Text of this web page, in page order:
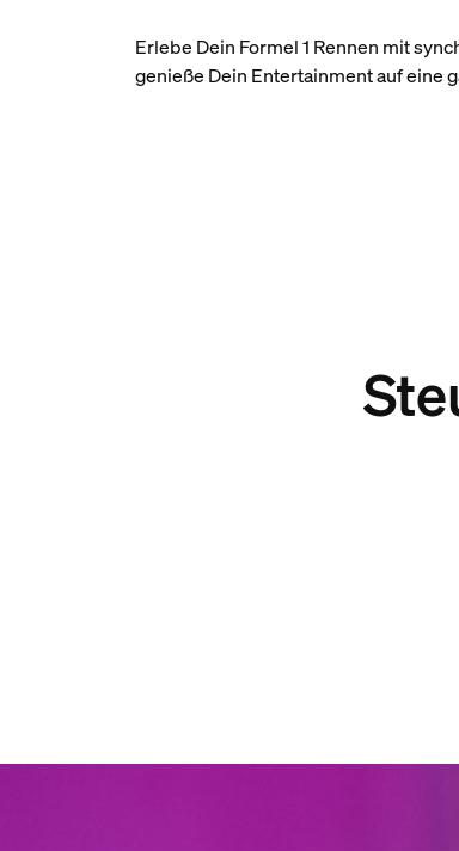
Erlebe Dein Formel 1 Rennen mit
genieße Dein Entertainment auf eine